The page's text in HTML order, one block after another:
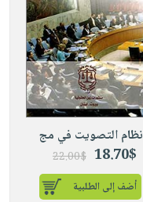
نظام التصويت في مج
18.70$
22.00$
أضف إلى الطلبية